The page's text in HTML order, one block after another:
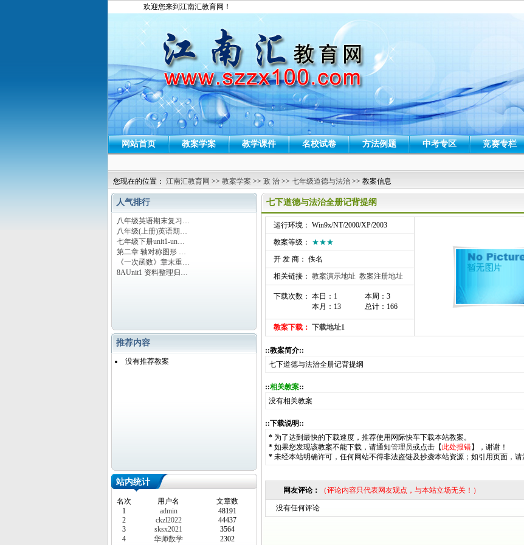
欢迎您来到江南汇教育网！
网站首页 教案学案 教学课件 名校试卷 方法例题 中考专区 竞赛专栏
您现在的位置： 江南汇教育网 >> 教案学案 >> 政 治 >> 七年级道德与法治 >> 教案信息
人气排行
八年级英语期末复习…
八年级(上册)英语期…
七年级下册unit1-un…
第二章 轴对称图形 …
《一次函数》章末重…
8AUnit1 资料整理归…
推荐内容
没有推荐教案
站内统计
名次 用户名
文章数
1
admin
48191
2
ckzl2022
44437
3
sksx2021
3564
4
华师数学
2302
七下道德与法治全册记背提纲
运行环境： Win9x/NT/2000/XP/2003
教案等级： ★★★
开 发 商： 佚名
相关链接： 教案演示地址 教案注册地址
下载次数： 本日：1
本月：13
本周：3
总计：166
教案下载： 下载地址1
::教案简介::
七下道德与法治全册记背提纲
::相关教案::
没有相关教案
::下载说明::
* 为了达到最快的下载速度，推荐使用网际快车下载本站教案。
* 如果您发现该教案不能下载，请通知管理员或点击【 此处报错】，谢谢！
* 未经本站明确许可，任何网站不得非法盗链及抄袭本站资源；如引用页面，请
网友评论： （评论内容只代表网友观点，与本站立场无关！）
没有任何评论